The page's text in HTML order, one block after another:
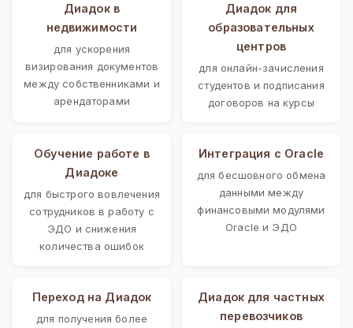
Диадок в
недвижимости
для ускорения
визирования документов
между собственниками и
арендаторами
Диадок для
образовательных
центров
для онлайн-зачисления
студентов и подписания
договоров на курсы
Обучение работе в
Диадоке
для быстрого вовлечения
сотрудников в работу с
ЭДО и снижения
количества ошибок
Интеграция с Oracle
для бесшовного обмена
данными между
финансовыми модулями
Oracle и ЭДО
Переход на Диадок
для получения более
Диадок для частных
перевозчиков